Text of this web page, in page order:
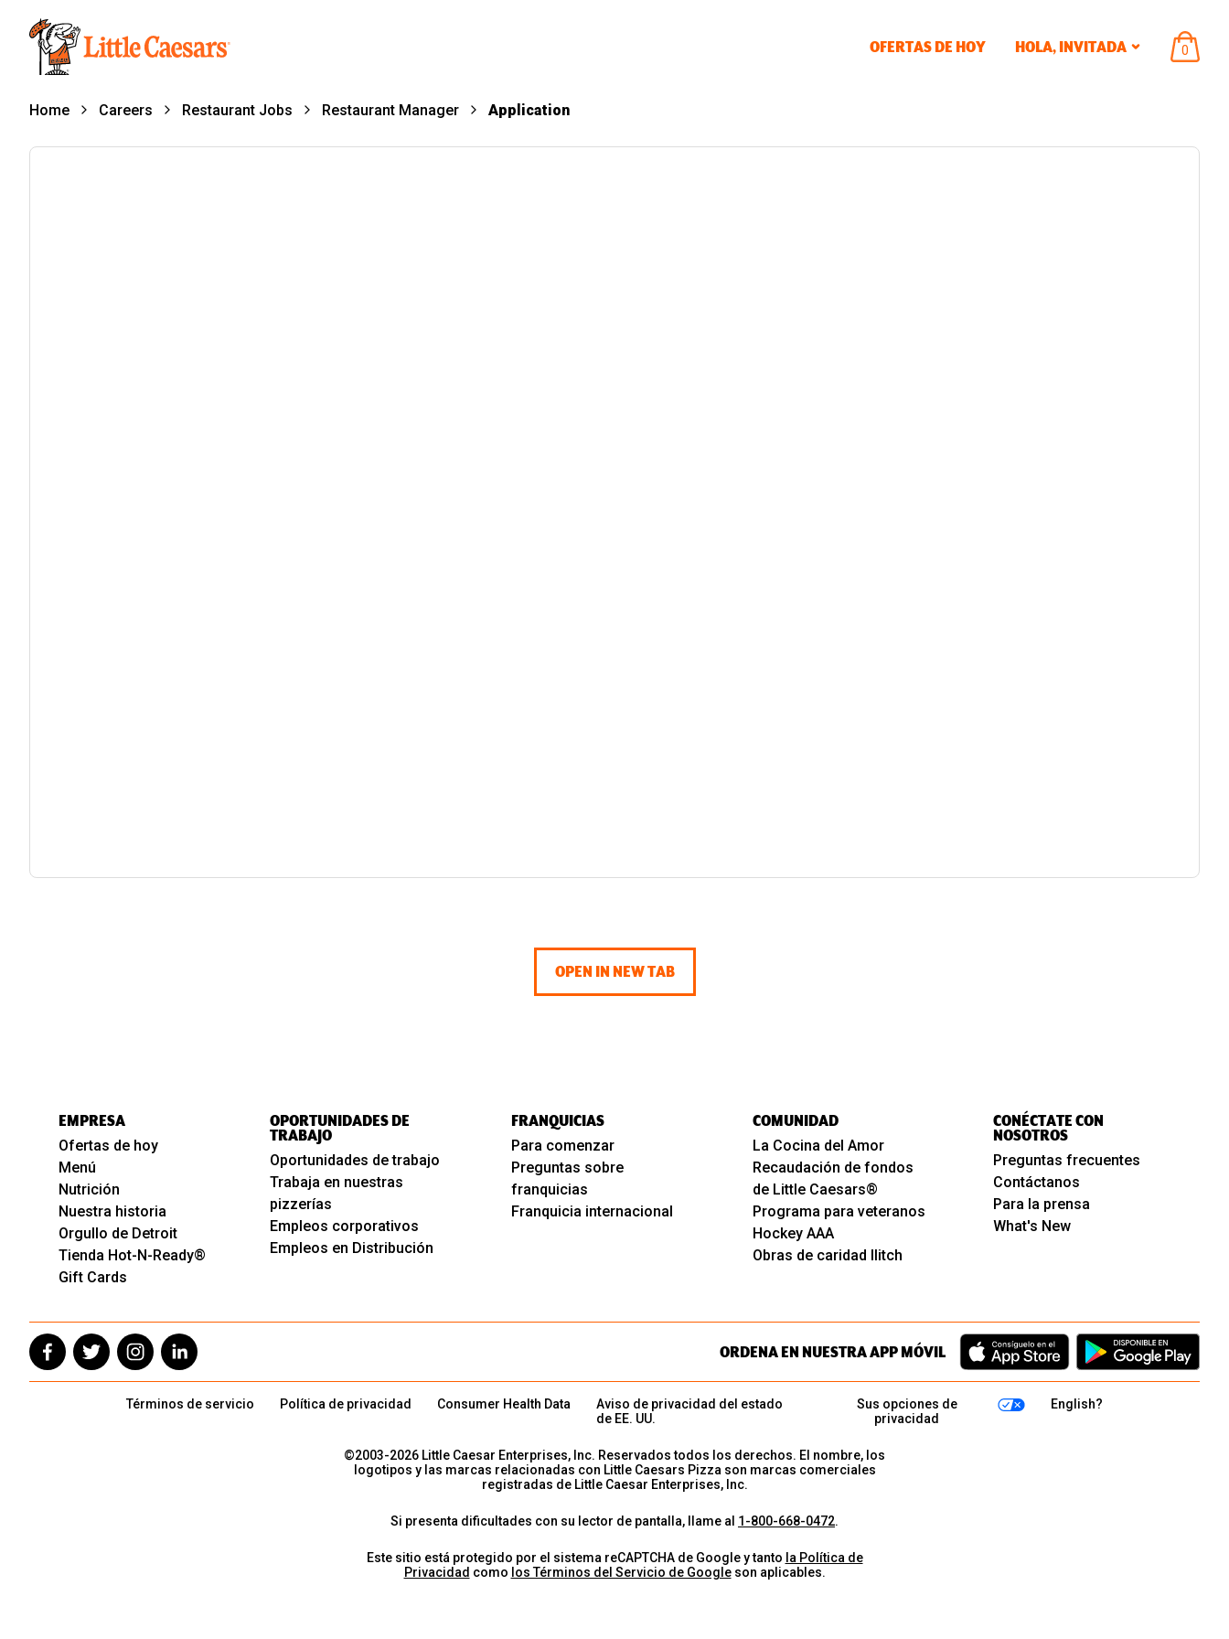
OFERTAS DE HOY HOLA,INVITADA
EN
0
Home Careers Restaurant Jobs Restaurant Manager Application
OPEN IN NEW TAB
EMPRESA
Ofertas de hoy
Menú
Nutrición
Nuestra historia
Orgullo de Detroit
Tienda Hot-N-Ready®
Gift Cards
OPORTUNIDADES DE
TRABAJO
Oportunidades de trabajo
Trabaja en nuestras
pizzerías
Empleos corporativos
Empleos en Distribución
FRANQUICIAS
Para comenzar
Preguntas sobre
franquicias
Franquicia internacional
COMUNIDAD
La Cocina del Amor
Recaudación de fondos
de Little Caesars®
Programa para veteranos
Hockey AAA
Obras de caridad Ilitch
CONÉCTATE CON
NOSOTROS
Preguntas frecuentes
Contáctanos
Para la prensa
What's New
ORDENA EN NUESTRA APP MÓVIL
Términos de servicio Política de privacidad Consumer Health Data
Aviso de privacidad del estado
de EE. UU.
Sus opciones de
privacidad
English?
©2003-2026 Little Caesar Enterprises, Inc. Reservados todos los derechos. El nombre, los
logotipos y las marcas relacionadas con Little Caesars Pizza son marcas comerciales
registradas de Little Caesar Enterprises, Inc.
Si presenta dificultades con su lector de pantalla, llame al 1-800-668-0472.
Este sitio está protegido por el sistema reCAPTCHA de Google y tanto la Política de
Privacidad como los Términos del Servicio de Google son aplicables.